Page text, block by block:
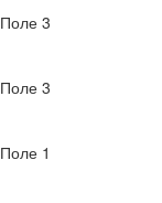
Поле 3
Поле 3
Поле 1